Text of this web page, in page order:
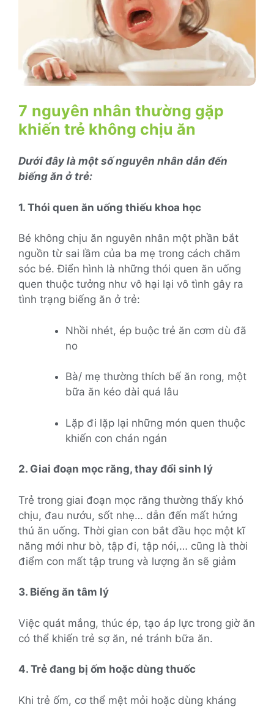
7 nguyên nhân thường gặp
khiến trẻ không chịu ăn
Dưới đây là một số nguyên nhân dẫn đến
biếng ăn ở trẻ:
1. Thói quen ăn uống thiếu khoa học
Bé không chịu ăn nguyên nhân một phần bắt
nguồn từ sai lầm của ba mẹ trong cách chăm
sóc bé. Điển hình là những thói quen ăn uống
quen thuộc tưởng như vô hại lại vô tình gây ra
tình trạng biếng ăn ở trẻ:
Nhồi nhét, ép buộc trẻ ăn cơm dù đã
no
Bà/ mẹ thường thích bế ăn rong, một
bữa ăn kéo dài quá lâu
Lặp đi lặp lại những món quen thuộc
khiến con chán ngán
2. Giai đoạn mọc răng, thay đổi sinh lý
Trẻ trong giai đoạn mọc răng thường thấy khó
chịu, đau nướu, sốt nhẹ… dẫn đến mất hứng
thú ăn uống. Thời gian con bắt đầu học một kĩ
năng mới như bò, tập đi, tập nói,… cũng là thời
điểm con mất tập trung và lượng ăn sẽ giảm
3. Biếng ăn tâm lý
Việc quát mắng, thúc ép, tạo áp lực trong giờ ăn
có thể khiến trẻ sợ ăn, né tránh bữa ăn.
4. Trẻ đang bị ốm hoặc dùng thuốc
Khi trẻ ốm, cơ thể mệt mỏi hoặc dùng kháng